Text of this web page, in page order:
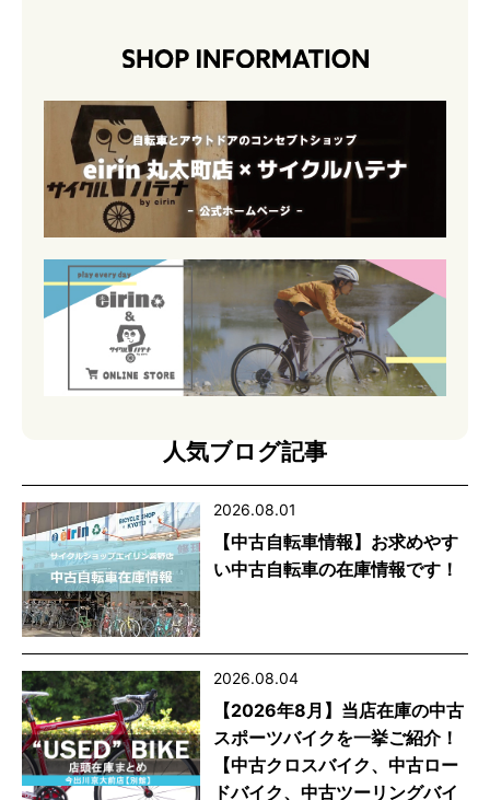
人気ブログ記事
2026.08.01
【中古自転車情報】お求めやす
い中古自転車の在庫情報です！
2026.08.04
【2026年8月】当店在庫の中古
スポーツバイクを一挙ご紹介！
【中古クロスバイク、中古ロー
ドバイク、中古ツーリングバイ